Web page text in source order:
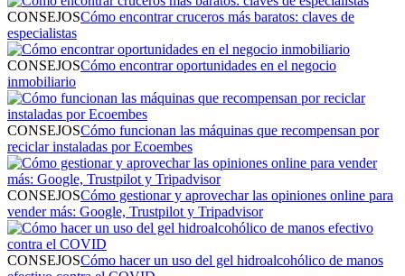
CONSEJOSCómo encontrar cruceros más baratos: claves de
especialistas
CONSEJOSCómo encontrar oportunidades en el negocio
inmobiliario
CONSEJOSCómo funcionan las máquinas que recompensan por
reciclar instaladas por Ecoembes
CONSEJOSCómo gestionar y aprovechar las opiniones online para
vender más: Google, Trustpilot y Tripadvisor
CONSEJOSCómo hacer un uso del gel hidroalcohólico de manos